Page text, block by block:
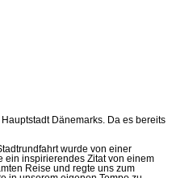
Dänemarks. Da es bereits
wurde von einer
ein inspirierendes Zitat von einem
Reise und regte uns zum